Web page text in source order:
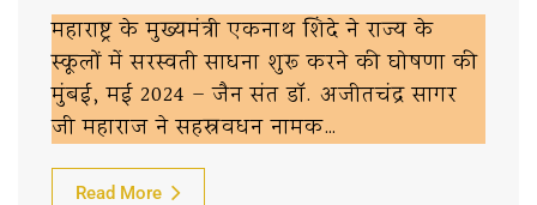
महाराष्ट्र के मुख्यमंत्री एकनाथ शिंदे ने राज्य के
स्कूलों में सरस्वती साधना शुरू करने की घोषणा की
मुंबई, मई 2024 – जैन संत डॉ. अजीतचंद्र सागर
जी महाराज ने सहस्रवधन नामक…
Read More